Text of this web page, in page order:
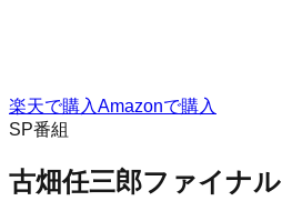
楽天で購入Amazonで購入
SP番組
古畑任三郎ファイナル